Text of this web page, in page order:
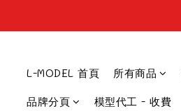
L-MODEL 首頁 所有商品
品牌分頁 模型代工 - 收費